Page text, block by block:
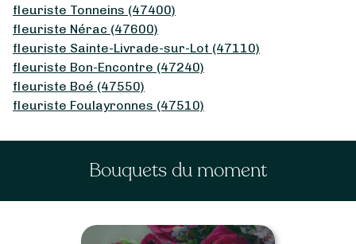
fleuriste Tonneins (47400)
fleuriste Nérac (47600)
fleuriste Sainte-Livrade-sur-Lot (47110)
fleuriste Bon-Encontre (47240)
fleuriste Boé (47550)
fleuriste Foulayronnes (47510)
Bouquets du moment